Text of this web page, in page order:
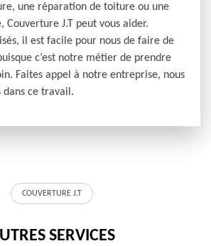
une réparation de toiture ou une
J.T peut vous aider.
il est facile pour nous de faire de
c’est notre métier de prendre
Faites appel à notre entreprise, nous
dans ce travail.
COUVERTURE J.T
SERVICES